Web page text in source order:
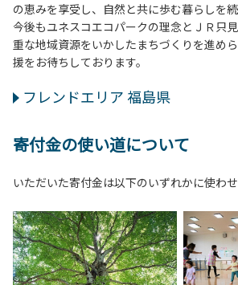
の恵みを享受し、自然と共に歩む暮らしを続
今後もユネスコエコパークの理念とＪＲ只
重な地域資源をいかしたまちづくりを進め
援をお待ちしております。
フレンドエリア 福島県
寄付金の使い道について
いただいた寄付金は以下のいずれかに使わせ